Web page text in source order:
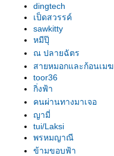
dingtech
เป็ดสวรรค์
sawkitty
หมีปุ๊
ณ ปลายฉัตร
สายหมอกและก้อนเมฆ
toor36
กิ่งฟ้า
คนผ่านทางมาเจอ
ญามี่
tui/Laksi
พรหมญาณี
ข้ามขอบฟ้า